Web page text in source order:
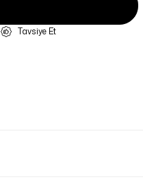
Tavsiye Et